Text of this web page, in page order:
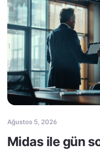
Ağustos 5, 2026
Midas ile gün